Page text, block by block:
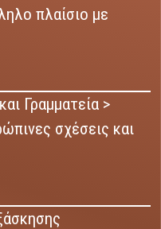
πλαίσιο με
Γραμματεία >
σχέσεις και